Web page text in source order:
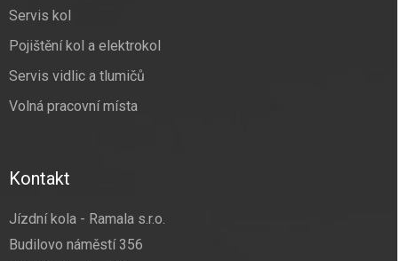
Servis kol
Pojištění kol a elektrokol
Servis vidlic a tlumičů
Volná pracovní místa
Kontakt
Jízdní kola - Ramala s.r.o.
Budilovo náměstí 356